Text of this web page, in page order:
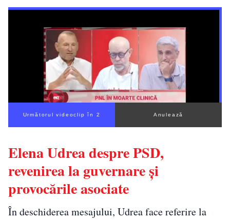
Următorul videoclip în 1 Anulează
Elena Udrea despre PSD,
revenirea la guvernare și
provocările asociate
În deschiderea mesajului, Udrea face referire la